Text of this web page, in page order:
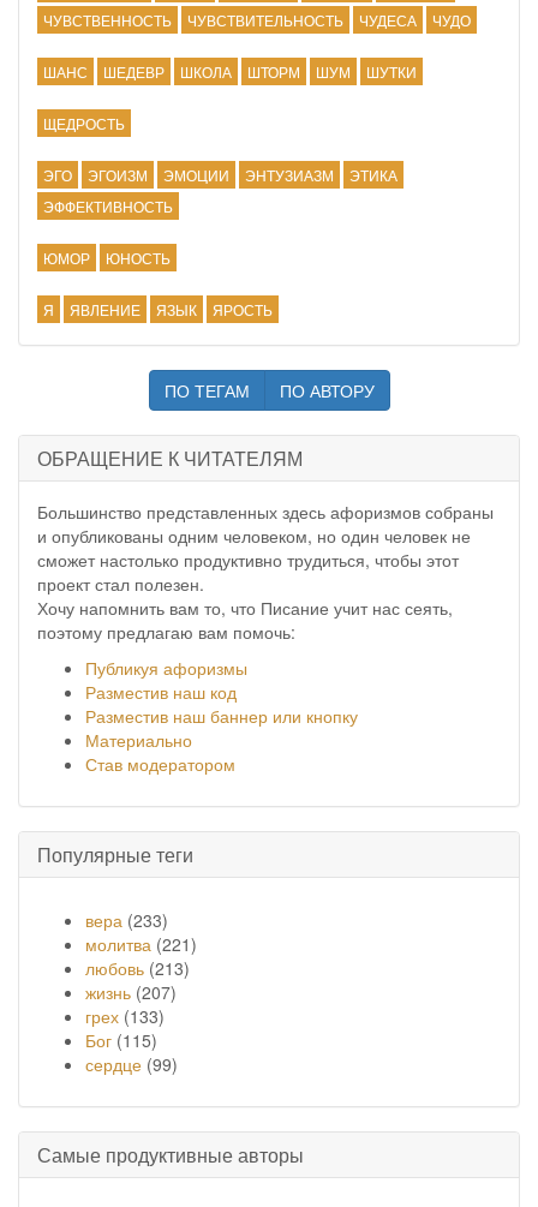
ЧУВСТВЕННОСТЬ
ЧУВСТВИТЕЛЬНОСТЬ ЧУДЕСА ЧУДО
ШАНС ШЕДЕВР ШКОЛА ШТОРМ ШУМ ШУТКИ
ЩЕДРОСТЬ
ЭГО ЭГОИЗМ ЭМОЦИИ ЭНТУЗИАЗМ
ЭТИКА
ЭФФЕКТИВНОСТЬ
ЮМОР ЮНОСТЬ
Я ЯВЛЕНИЕ ЯЗЫК ЯРОСТЬ
ПО ТЕГАМ ПО АВТОРУ
ОБРАЩЕНИЕ К ЧИТАТЕЛЯМ
Большинство представленных здесь афоризмов собраны
и опубликованы одним человеком, но один человек не
сможет настолько продуктивно трудиться, чтобы этот
проект стал полезен.
Хочу напомнить вам то, что Писание учит нас сеять,
поэтому предлагаю вам помочь:
Публикуя афоризмы
Разместив наш код
Разместив наш баннер или кнопку
Материально
Став модератором
Популярные теги
вера (233)
молитва (221)
любовь (213)
жизнь (207)
грех (133)
Бог (115)
сердце (99)
Самые продуктивные авторы